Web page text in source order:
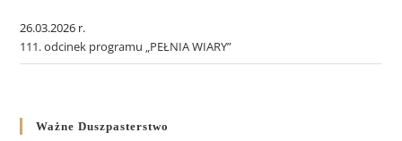
26.03.2026 r.
111. odcinek programu „PEŁNIA WIARY”
Ważne Duszpasterstwo